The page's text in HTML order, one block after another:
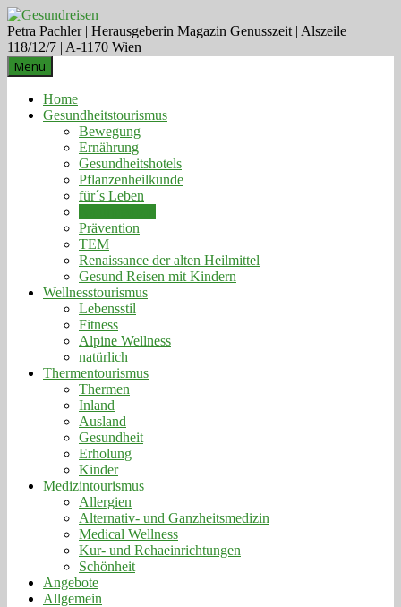
Petra Pachler | Herausgeberin Magazin Genusszeit | Alszeile
118/12/7 | A-1170 Wien
Menu
Home
Gesundheitstourismus
Bewegung
Ernährung
Gesundheitshotels
Pflanzenheilkunde
für´s Leben
Prävention
TEM
Renaissance der alten Heilmittel
Gesund Reisen mit Kindern
Wellnesstourismus
Lebensstil
Fitness
Alpine Wellness
natürlich
Thermentourismus
Thermen
Inland
Ausland
Gesundheit
Erholung
Kinder
Medizintourismus
Allergien
Alternativ- und Ganzheitsmedizin
Medical Wellness
Kur- und Rehaeinrichtungen
Schönheit
Angebote
Allgemein